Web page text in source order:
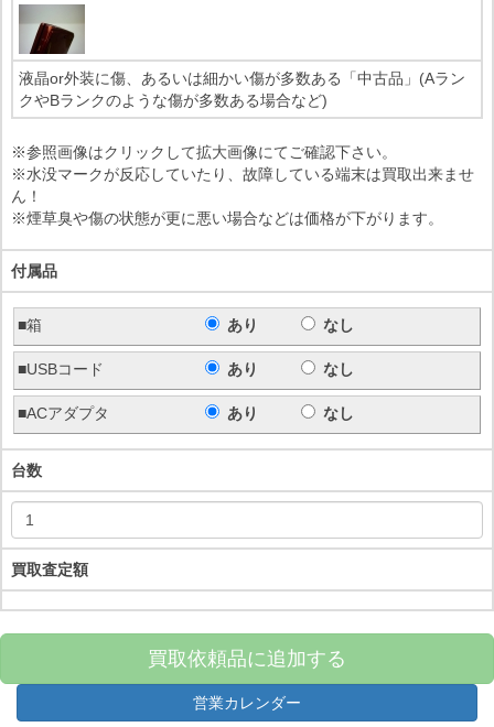
液晶or外装に傷、あるいは細かい傷が多数ある「中古品」(Aラン
クやBランクのような傷が多数ある場合など)
※参照画像はクリックして拡大画像にてご確認下さい。
※水没マークが反応していたり、故障している端末は買取出来ませ
ん！
※煙草臭や傷の状態が更に悪い場合などは価格が下がります。
付属品
■箱 あり なし
■USBコード あり なし
■ACアダプタ あり なし
台数
買取査定額
買取依頼品に追加する
営業カレンダー